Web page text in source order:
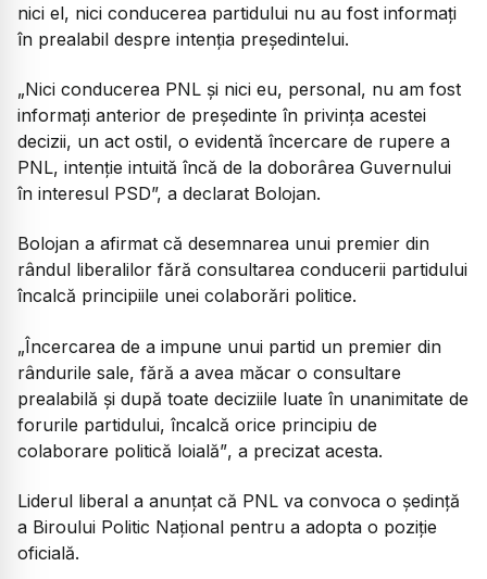
nici el, nici conducerea partidului nu au fost informați
în prealabil despre intenția președintelui.
„Nici conducerea PNL și nici eu, personal, nu am fost
informați anterior de președinte în privința acestei
decizii, un act ostil, o evidentă încercare de rupere a
PNL, intenție intuită încă de la doborârea Guvernului
în interesul PSD”, a declarat Bolojan.
Bolojan a afirmat că desemnarea unui premier din
rândul liberalilor fără consultarea conducerii partidului
încalcă principiile unei colaborări politice.
„Încercarea de a impune unui partid un premier din
rândurile sale, fără a avea măcar o consultare
prealabilă și după toate deciziile luate în unanimitate de
forurile partidului, încalcă orice principiu de
colaborare politică loială”, a precizat acesta.
Liderul liberal a anunțat că PNL va convoca o ședință
a Biroului Politic Național pentru a adopta o poziție
oficială.